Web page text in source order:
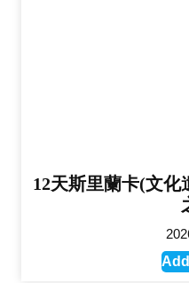
12天斯里蘭卡(文化